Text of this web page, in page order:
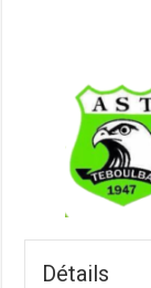
Détails